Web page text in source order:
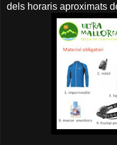
dels horaris aproximats